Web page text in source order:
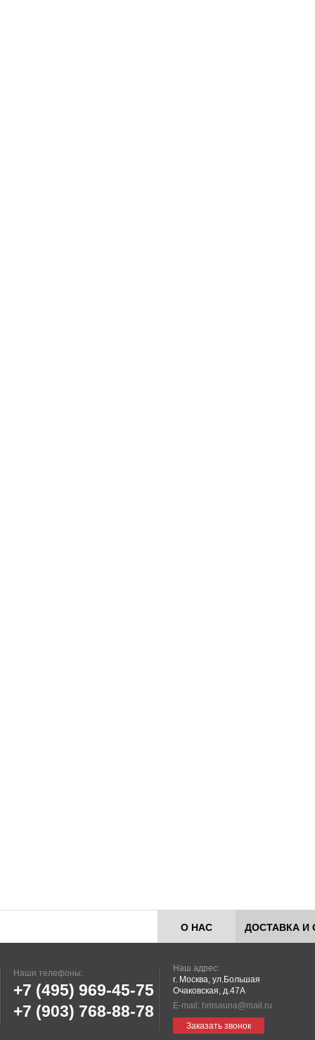
О НАС ДОСТАВКА И
Наши телефоны:
+7 (495) 969-45-75
+7 (903) 768-88-78
Наш адрес:
г. Москва, ул.Большая
Очаковская, д.47А
E-mail: hmsauna@mail.ru
Заказать звонок